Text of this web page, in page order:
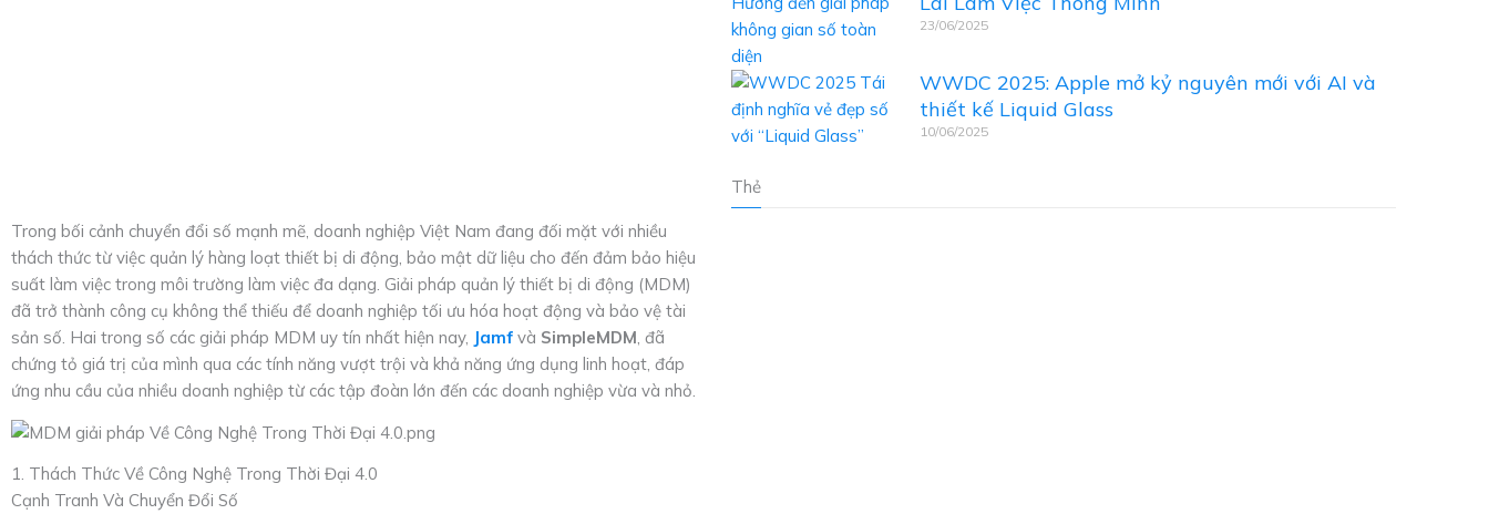
Trong bối cảnh chuyển đổi số mạnh mẽ, doanh nghiệp Việt Nam đang đối mặt với nhiều
thách thức từ việc quản lý hàng loạt thiết bị di động, bảo mật dữ liệu cho đến đảm bảo hiệu
suất làm việc trong môi trường làm việc đa dạng. Giải pháp quản lý thiết bị di động (MDM)
đã trở thành công cụ không thể thiếu để doanh nghiệp tối ưu hóa hoạt động và bảo vệ tài
sản số. Hai trong số các giải pháp MDM uy tín nhất hiện nay, Jamf và SimpleMDM, đã
chứng tỏ giá trị của mình qua các tính năng vượt trội và khả năng ứng dụng linh hoạt, đáp
ứng nhu cầu của nhiều doanh nghiệp từ các tập đoàn lớn đến các doanh nghiệp vừa và nhỏ.
1. Thách Thức Về Công Nghệ Trong Thời Đại 4.0
Cạnh Tranh Và Chuyển Đổi Số
23/06/2025
WWDC 2025: Apple mở kỷ nguyên mới với AI và
thiết kế Liquid Glass
10/06/2025
Thẻ